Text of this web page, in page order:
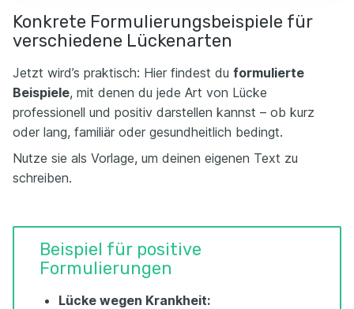
Konkrete Formulierungsbeispiele für
verschiedene Lückenarten
Jetzt wird’s praktisch: Hier findest du formulierte
Beispiele, mit denen du jede Art von Lücke
professionell und positiv darstellen kannst – ob kurz
oder lang, familiär oder gesundheitlich bedingt.
Nutze sie als Vorlage, um deinen eigenen Text zu
schreiben.
Beispiel für positive
Formulierungen
Lücke wegen Krankheit: